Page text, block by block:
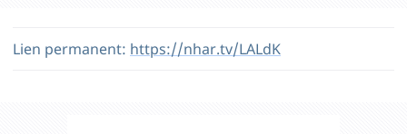
Lien permanent: https://nhar.tv/LALdK